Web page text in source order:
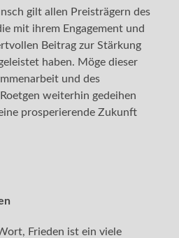
gilt allen Preisträgern des
mit ihrem Engagement und
Beitrag zur Stärkung
haben. Möge dieser
und des
weiterhin gedeihen
prosperierende Zukunft
Frieden ist ein viele